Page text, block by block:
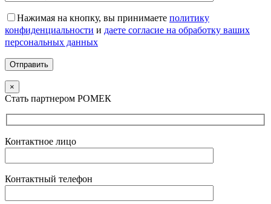
Нажимая на кнопку, вы принимаете политику
конфиденциальности и даете согласие на обработку ваших
персональных данных
×
Стать партнером РОМЕК
Контактное лицо
Контактный телефон